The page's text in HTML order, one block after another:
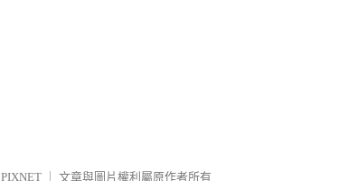
PIXNET 文章與圖片權利屬原作者所有